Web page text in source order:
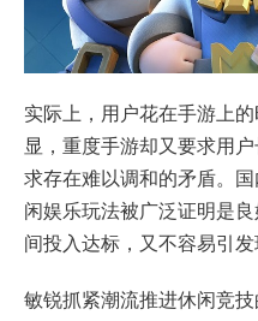
实际上，用户花在手游上
显，重度手游却又要求用
求存在难以调和的矛盾。
闲娱乐玩法被广泛证明是
间投入达标，又不容易引发
敏锐抓紧潮流推进休闲竞